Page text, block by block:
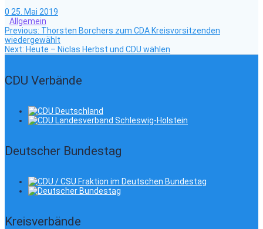
0 25. Mai 2019
Allgemein
Beitragsnavigation
Previous: Previous
post:
Thorsten Borchers zum CDA Kreisvorsitzenden
wiedergewählt
Next: Next
Heute – Niclas Herbst und CDU wählen
CDU Verbände
Deutscher Bundestag
Kreisverbände